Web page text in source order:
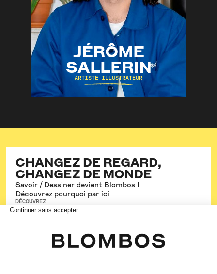
JÉRÔME
SALLERIN
ARTISTE ILLUSTRATEUR
Illustration
CHANGEZ DE REGARD,
CHANGEZ DE MONDE
Savoir / Dessiner devient Blombos !
Découvrez pourquoi par ici
DÉCOUVREZ
Les cours hebdos
Les cours en entreprise